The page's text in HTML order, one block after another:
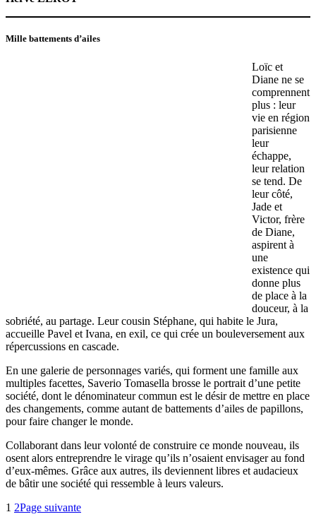
Mille battements d’ailes
Loïc et
Diane ne se
comprennent
plus : leur
vie en région
parisienne
leur
échappe,
leur relation
se tend. De
leur côté,
Jade et
Victor, frère
de Diane,
aspirent à
une
existence qui
donne plus
de place à la
douceur, à la
sobriété, au partage. Leur cousin Stéphane, qui habite le Jura,
accueille Pavel et Ivana, en exil, ce qui crée un bouleversement aux
répercussions en cascade.
En une galerie de personnages variés, qui forment une famille aux
multiples facettes, Saverio Tomasella brosse le portrait d’une petite
société, dont le dénominateur commun est le désir de mettre en place
des changements, comme autant de battements d’ailes de papillons,
pour faire changer le monde.
Collaborant dans leur volonté de construire ce monde nouveau, ils
osent alors entreprendre le virage qu’ils n’osaient envisager au fond
d’eux-mêmes. Grâce aux autres, ils deviennent libres et audacieux
de bâtir une société qui ressemble à leurs valeurs.
1 2Page suivante